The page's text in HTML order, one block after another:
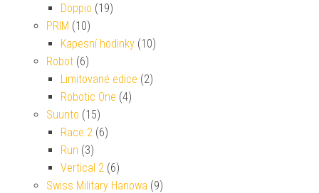
Doppio (19)
PRIM (10)
Kapesní hodinky (10)
Robot (6)
Limitované edice (2)
Robotic One (4)
Suunto (15)
Race 2 (6)
Run (3)
Vertical 2 (6)
Swiss Military Hanowa (9)